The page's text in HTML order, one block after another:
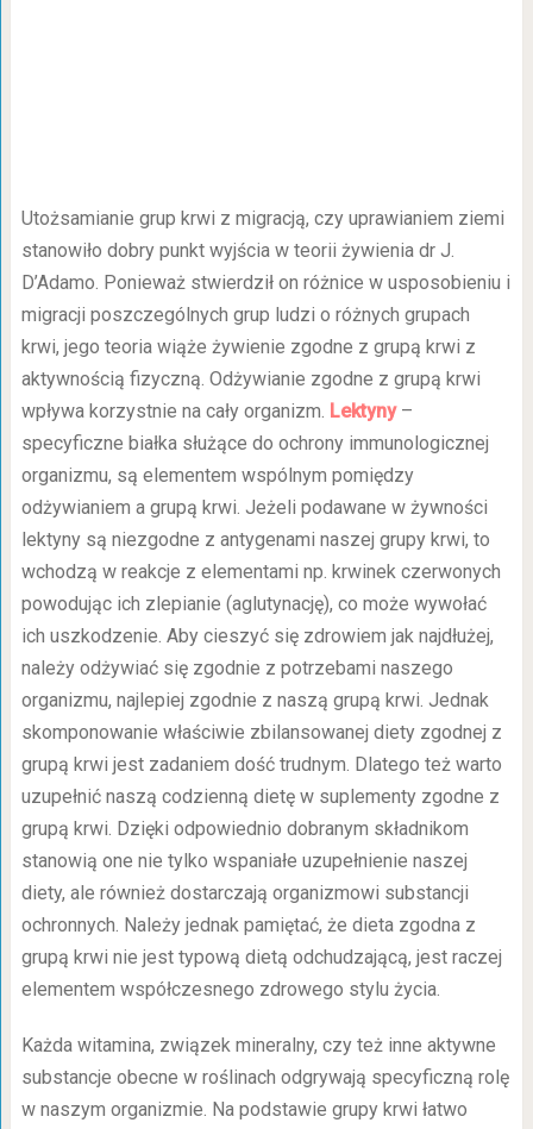
Utożsamianie grup krwi z migracją, czy uprawianiem ziemi
stanowiło dobry punkt wyjścia w teorii żywienia dr J.
D’Adamo. Ponieważ stwierdził on różnice w usposobieniu i
migracji poszczególnych grup ludzi o różnych grupach
krwi, jego teoria wiąże żywienie zgodne z grupą krwi z
aktywnością fizyczną. Odżywianie zgodne z grupą krwi
wpływa korzystnie na cały organizm. Lektyny–
specyficzne białka służące do ochrony immunologicznej
organizmu, są elementem wspólnym pomiędzy
odżywianiem a grupą krwi. Jeżeli podawane w żywności
lektyny są niezgodne z antygenami naszej grupy krwi, to
wchodzą w reakcje z elementami np. krwinek czerwonych
powodując ich zlepianie (aglutynację), co może wywołać
ich uszkodzenie. Aby cieszyć się zdrowiem jak najdłużej,
należy odżywiać się zgodnie z potrzebami naszego
organizmu, najlepiej zgodnie z naszą grupą krwi. Jednak
skomponowanie właściwie zbilansowanej diety zgodnej z
grupą krwi jest zadaniem dość trudnym. Dlatego też warto
uzupełnić naszą codzienną dietę w suplementy zgodne z
grupą krwi. Dzięki odpowiednio dobranym składnikom
stanowią one nie tylko wspaniałe uzupełnienie naszej
diety, ale również dostarczają organizmowi substancji
ochronnych. Należy jednak pamiętać, że dieta zgodna z
grupą krwi nie jest typową dietą odchudzającą, jest raczej
elementem współczesnego zdrowego stylu życia.
Każda witamina, związek mineralny, czy też inne aktywne
substancje obecne w roślinach odgrywają specyficzną rolę
w naszym organizmie. Na podstawie grupy krwi łatwo